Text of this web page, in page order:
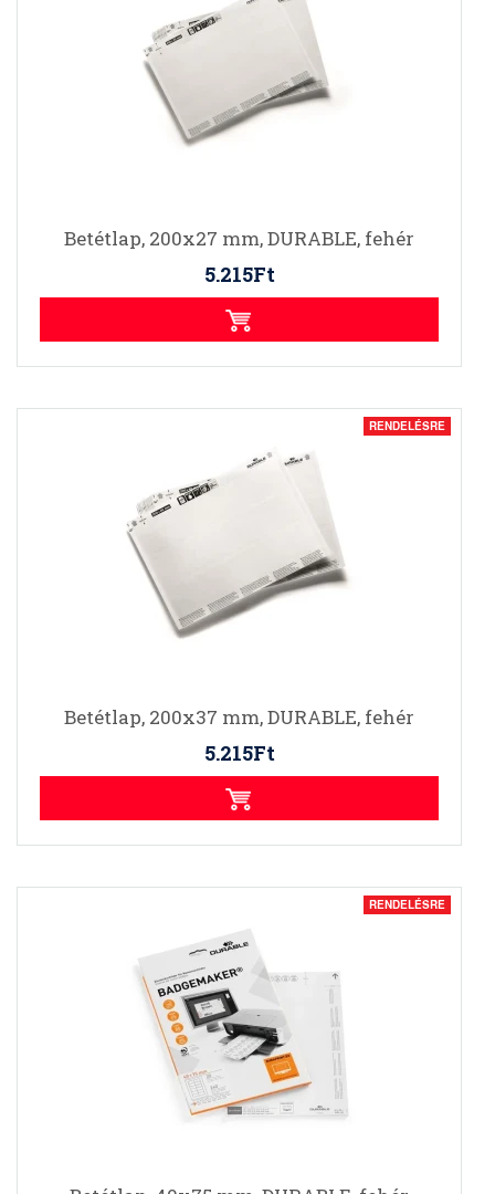
Betétlap, 200x27 mm, DURABLE, fehér
5.215Ft
RENDELÉSRE
Betétlap, 200x37 mm, DURABLE, fehér
5.215Ft
RENDELÉSRE